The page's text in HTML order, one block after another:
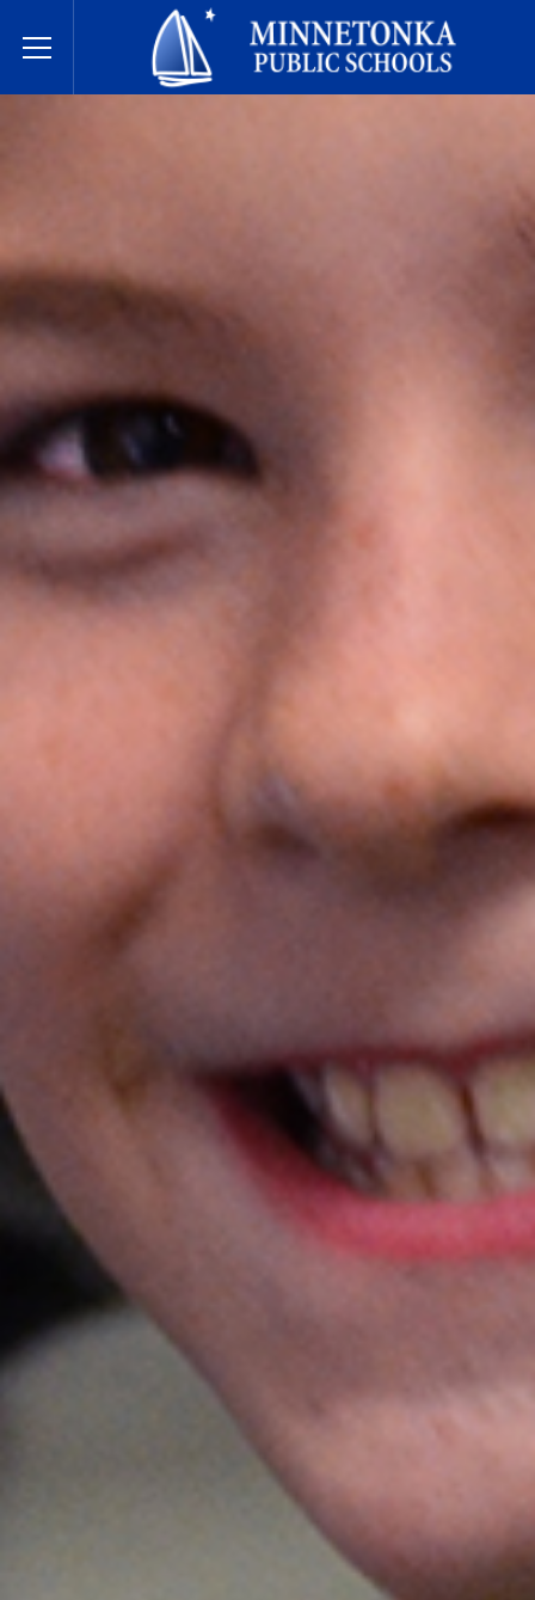
Toggle Menu
明尼通卡公立学校